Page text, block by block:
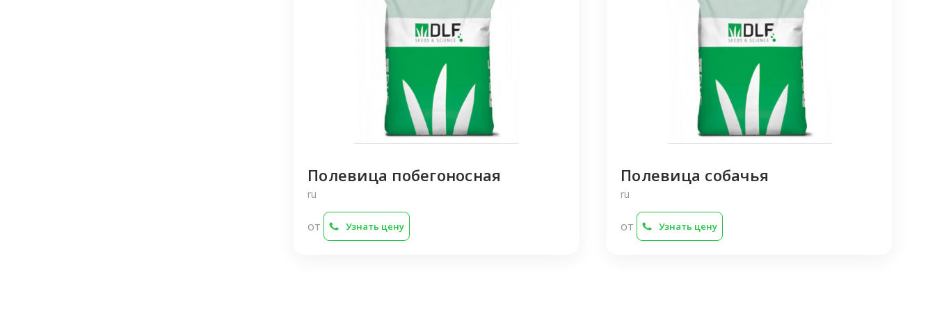
Полевица побегоносная
ru
от Узнать цену
Полевица собачья
ru
от Узнать цену